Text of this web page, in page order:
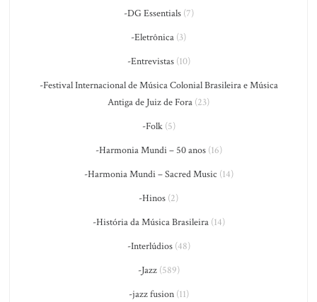
-DG Essentials(7)
-Eletrônica (3)
-Entrevistas(10)
-Festival Internacional de Música Colonial Brasileira e Música
Antiga de Juiz de Fora (23)
-Folk(5)
-Harmonia Mundi – 50 anos(16)
-Harmonia Mundi – Sacred Music (14)
-Hinos (2)
-História da Música Brasileira(14)
-Interlúdios(48)
-Jazz(589)
-jazz fusion(11)